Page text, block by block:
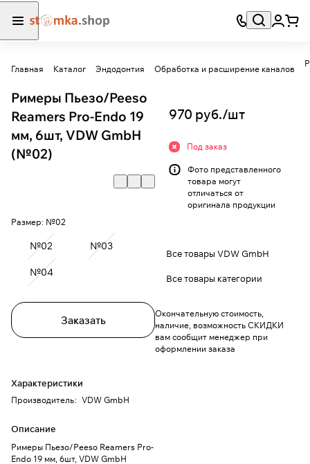
Главная Каталог Эндодонтия Обработка и расширение каналов
Римеры Пьезо/Peeso
Reamers Pro-Endo 19
мм, 6шт, VDW GmbH
(№02)
Размер: №02
№02 №03
№04
Заказать
Характеристики
Производитель: VDW GmbH
Описание
Римеры Пьезо/Peeso Reamers Pro-
Endo 19 мм, 6шт, VDW GmbH
970 руб./шт
Под заказ
Фото представленного
товара могут
отличаться от
оригинала продукции
Все товары VDW GmbH
Все товары категории
Окончательную стоимость,
наличие, возможность СКИДКИ
вам сообщит менеджер при
оформлении заказа